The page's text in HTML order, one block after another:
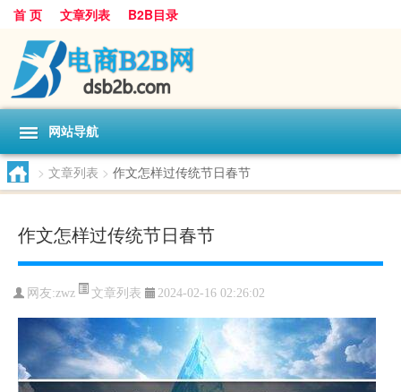
首 页 文章列表 B2B目录
网站导航
> 文章列表 > 作文怎样过传统节日春节
作文怎样过传统节日春节
网友:zwz 文章列表 2024-02-16 02:26:02